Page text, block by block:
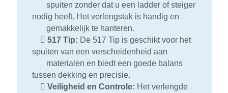
spuiten zonder dat u een ladder of steiger
nodig heeft. Het verlengstuk is handig en
gemakkelijk te hanteren.
 517 Tip: De 517 Tip is geschikt voor het
spuiten van een verscheidenheid aan
materialen en biedt een goede balans
tussen dekking en precisie.
 Veiligheid en Controle: Het verlengde